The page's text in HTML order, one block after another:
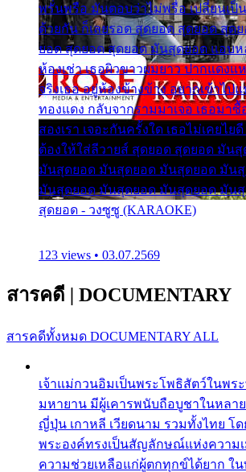
พรั่นพรือ มันตอบว่าไม่พรื่อ เปลี่ยนเป็น
ด้วยกัน ก็เลยรอด สุดยอด สุดยอด สุด
ยอด สุดยอด สุดยอด มันสุดยอด แอบ
ห้องเช่า เธอผิวขาวผมยาว ปากแดงแ
จริงเธอ อยู่ห้องข้างข้าง อยากเข้าไป
ทองแดง กลับจากรามมาเจอ เธอมา
สองเรา เจอะกันครั้งใด เธอไม่เคยไย
ต้องให้ใส่ลีวายส์ สุดยอด สุดยอด มัน
มันสุดยอด มันสุดยอด มันสุดยอด มัน
มันสุดยอด มันสุดยอด มันสุดยอด มัน
สุดยอด - วงซูซู (KARAOKE)
123 views • 03.07.2569
สารคดี | DOCUMENTARY
สารคดีทั้งหมด DOCUMENTARY ALL
เจ้าแม่กวนอิมเป็นพระโพธิสัตว์ในพร
มหายาน มีผู้เคารพนับถือบูชาในหลา
ญี่ปุ่น เกาหลี เวียดนาม รวมทั้งไทย โ
พระองค์ทรงเป็นสัญลักษณ์แห่งความ
ความช่วยเหลือแก่ผู้ตกทุกข์ได้ยาก ใน